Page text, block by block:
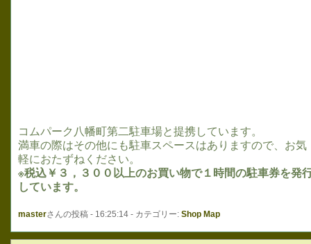
コムパーク八幡町第二駐車場と提携しています。
満車の際はその他にも駐車スペースはありますので、お気
軽におたずねください。
※税込￥３，３００以上のお買い物で１時間の駐車券を発
しています。
masterさんの投稿 - 16:25:14 - カテゴリー: Shop Map